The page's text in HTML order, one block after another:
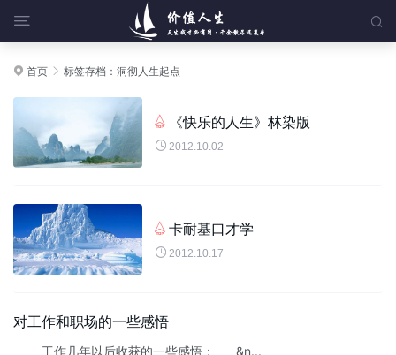
 
 首页  标签存档：洞彻人生起点
 《快乐的人生》林染版
 2012.10.02
 卡耐基口才学
 2012.10.17
对工作和职场的一些感悟
工作几年以后收获的一些感悟： &n...